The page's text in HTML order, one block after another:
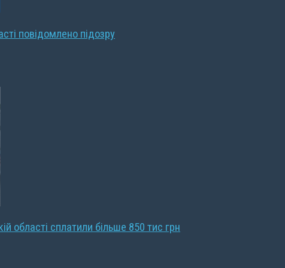
повідомлено підозру
області сплатили більше 850 тис грн